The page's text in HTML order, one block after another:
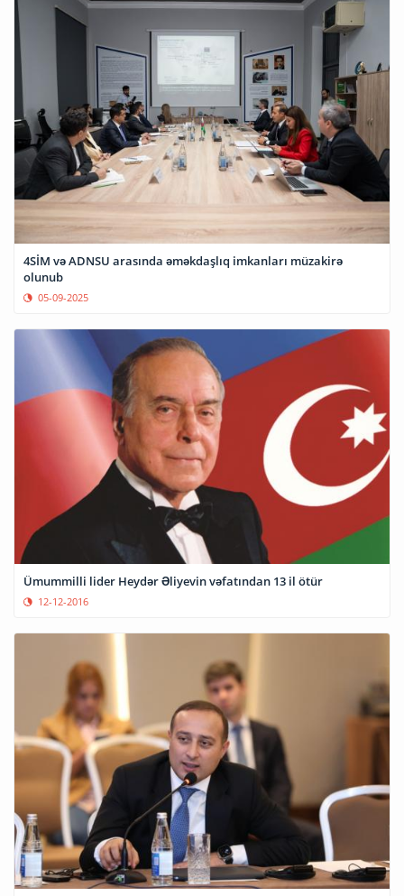
4SİM və ADNSU arasında əməkdaşlıq imkanları müzakirə
olunub
05-09-2025
Ümummilli lider Heydər Əliyevin vəfatından 13 il ötür
12-12-2016